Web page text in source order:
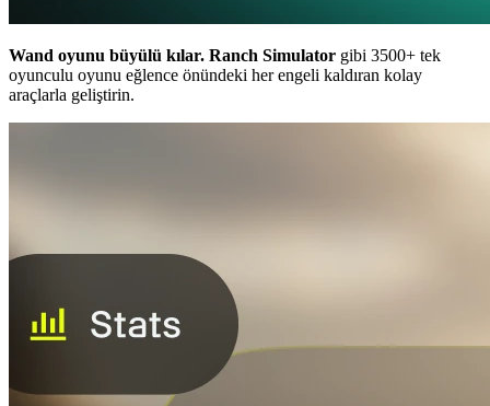
Wand oyunu büyülü kılar. Ranch Simulator gibi 3500+ tek
oyunculu oyunu eğlence önündeki her engeli kaldıran kolay
araçlarla geliştirin.